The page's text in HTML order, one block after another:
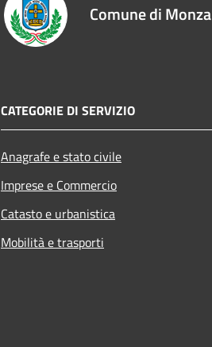
Comune di Monza
CATEGORIE DI SERVIZIO
Anagrafe e stato civile
Imprese e Commercio
Catasto e urbanistica
Mobilità e trasporti